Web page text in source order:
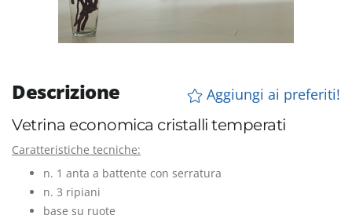
Descrizione
Aggiungi ai preferiti!
Vetrina economica cristalli temperati
Caratteristiche tecniche:
n. 1 anta a battente con serratura
n. 3 ripiani
base su ruote